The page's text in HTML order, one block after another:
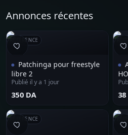
Annonces récentes
RÉFÉRENCE
Patchinga pour freestyle
libre 2
Publié il y a 1 jour
⁦350 DA⁩ ⁦38
RÉFÉRENCE